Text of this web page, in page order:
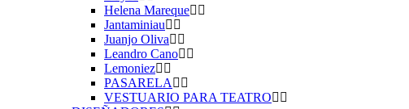
Helena Mareque
Jantaminiau
Juanjo Oliva
Leandro Cano
Lemoniez
PASARELA
VESTUARIO PARA TEATRO